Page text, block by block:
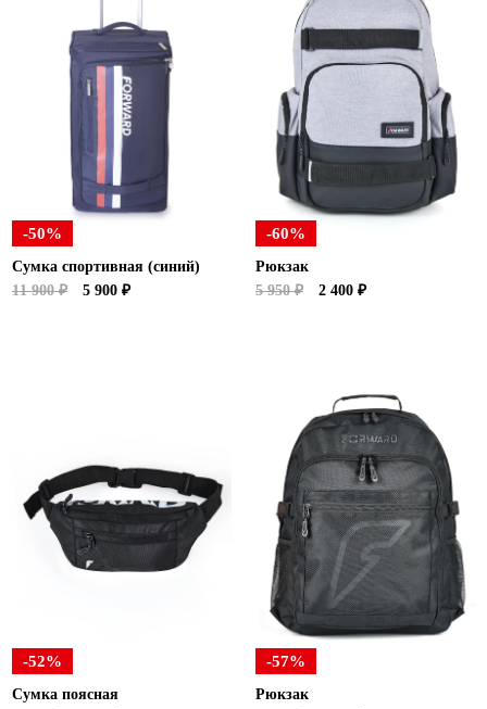
-50%
Сумка спортивная (синий)
11 900 ₽
5 900 ₽
-60%
Рюкзак
5 950 ₽
2 400 ₽
-52%
Сумка поясная
-57%
Рюкзак